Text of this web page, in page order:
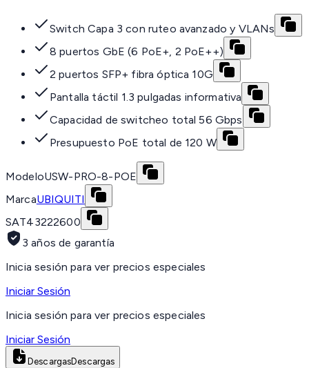
Switch Capa 3 con ruteo avanzado y VLANs
8 puertos GbE (6 PoE+, 2 PoE++)
2 puertos SFP+ fibra óptica 10G
Pantalla táctil 1.3 pulgadas informativa
Capacidad de switcheo total 56 Gbps
Presupuesto PoE total de 120 W
ModeloUSW-PRO-8-POE
MarcaUBIQUITI
SAT43222600
3 años de garantía
Inicia sesión para ver precios especiales
Iniciar Sesión
Inicia sesión para ver precios especiales
Iniciar Sesión
DescargasDescargas